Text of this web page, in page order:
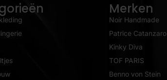
Merken
Noir Handmade
Patrice Catanzaro
Kinky Diva
TOF PARIS
Benno von Stein